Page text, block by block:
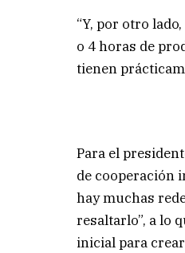
“Y, por otro
o 4 horas de
tienen
Para el
de cooperación
hay muchas
resaltarlo”, a lo
inicial para